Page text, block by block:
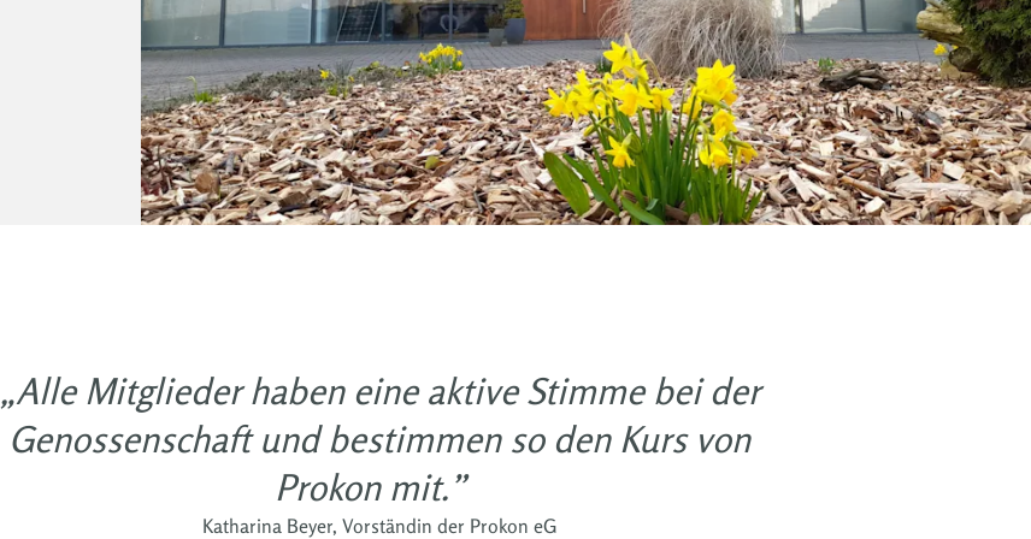
„Alle Mitglieder haben eine aktive Stimme bei der
Genossenschaft und bestimmen so den Kurs von
Prokon mit.”
Katharina Beyer, Vorständin der Prokon eG